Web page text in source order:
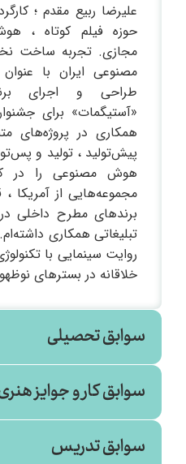
علیرضا ربیع‌ مقدم ؛
حوزه فیلم کوتاه ،
مجازی. تجربه ساخت
مصنوعی ایران با
طراحی و اجرای
«آستیگمات» برای
همکاری در پروژه‌های
پیش‌تولید ، تولید و
هوش مصنوعی را در
مجموعه‌هایی از آمریکا ،
برندهای مطرح داخلی
تبلیغاتی همکاری
روایت سینمایی با
خلاقانه در بسترهای
سوابق تحصیلی
سوابق کار و جوایز
سوابق تدریس